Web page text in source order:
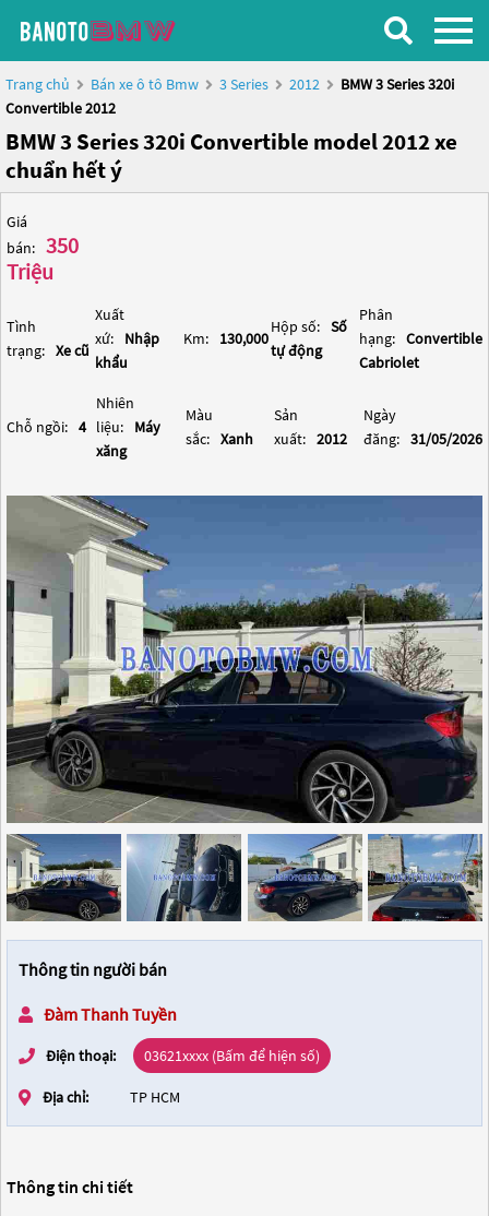
Trang chủ Bán xe ô tô Bmw 3 Series 2012
BMW 3 Series 320i
Convertible 2012
BMW 3 Series 320i Convertible model 2012 xe
chuẩn hết ý
Giá
bán: 350
Triệu
Tình
trạng: Xe cũ
Xuất
xứ:
Nhập
khẩu
Km: 130,000
Hộp số: Số
tự động
Phân
hạng: Convertible
Cabriolet
Chỗ ngồi: 4
Nhiên
liệu:
Máy
xăng
Màu
sắc: Xanh
Sản
xuất: 2012
Ngày
đăng: 31/05/2026
Thông tin người bán
Đàm Thanh Tuyền
Điện thoại: 03621xxxx (Bấm để hiện số)
Địa chỉ: TP HCM
Thông tin chi tiết